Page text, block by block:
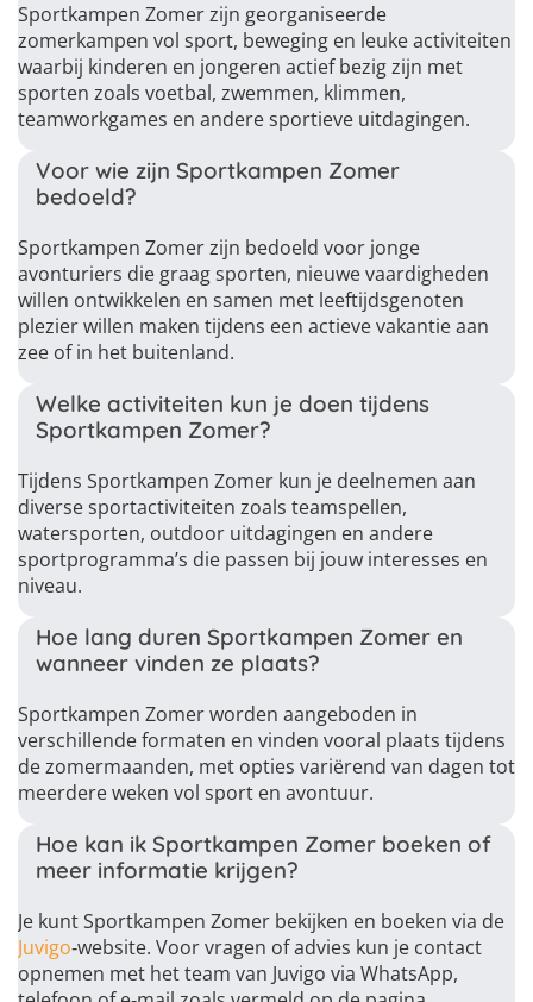
Sportkampen Zomer zijn georganiseerde
zomerkampen vol sport, beweging en leuke activiteiten
waarbij kinderen en jongeren actief bezig zijn met
sporten zoals voetbal, zwemmen, klimmen,
teamworkgames en andere sportieve uitdagingen.
Voor wie zijn Sportkampen Zomer
bedoeld?
Sportkampen Zomer zijn bedoeld voor jonge
avonturiers die graag sporten, nieuwe vaardigheden
willen ontwikkelen en samen met leeftijdsgenoten
plezier willen maken tijdens een actieve vakantie aan
zee of in het buitenland.
Welke activiteiten kun je doen tijdens
Sportkampen Zomer?
Tijdens Sportkampen Zomer kun je deelnemen aan
diverse sportactiviteiten zoals teamspellen,
watersporten, outdoor uitdagingen en andere
sportprogramma’s die passen bij jouw interesses en
niveau.
Hoe lang duren Sportkampen Zomer en
wanneer vinden ze plaats?
Sportkampen Zomer worden aangeboden in
verschillende formaten en vinden vooral plaats tijdens
de zomermaanden, met opties variërend van dagen tot
meerdere weken vol sport en avontuur.
Hoe kan ik Sportkampen Zomer boeken of
meer informatie krijgen?
Je kunt Sportkampen Zomer bekijken en boeken via de
Juvigo‑website. Voor vragen of advies kun je contact
opnemen met het team van Juvigo via WhatsApp,